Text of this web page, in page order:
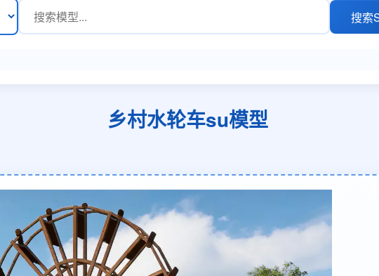
搜索
乡村水轮车su模型